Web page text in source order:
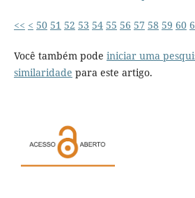
<< < 50 51 52 53 54 55 56 57 58 59 60
Você também pode iniciar uma
similaridade para este artigo.